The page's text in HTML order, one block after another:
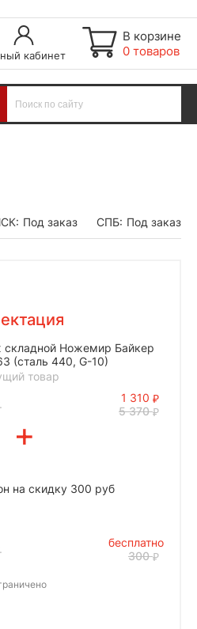
кабинет
В корзине
0 товаров
Под заказ СПБ: Под заказ
складной Ножемир Байкер
(сталь 440, G-10)
товар
1 310
5 370
на скидку 300 руб
бесплатно
300